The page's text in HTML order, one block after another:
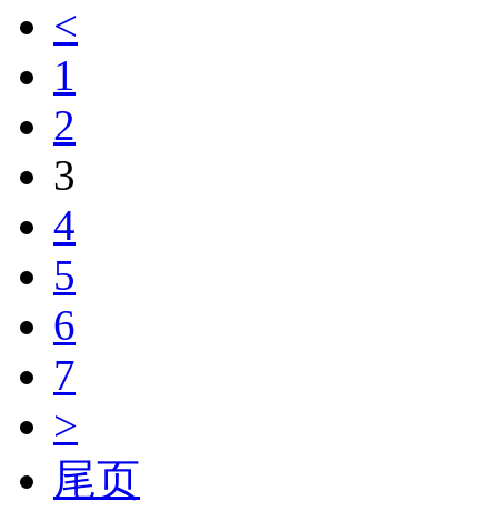
<
1
2
3
4
5
6
7
>
尾页